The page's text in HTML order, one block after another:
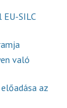
SILC
való
az